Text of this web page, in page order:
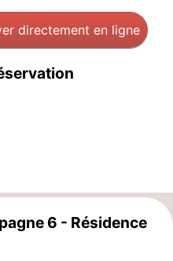
directement en ligne
6 - Résidence